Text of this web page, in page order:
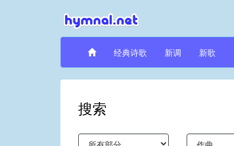
经典诗歌 新调 新歌
搜索